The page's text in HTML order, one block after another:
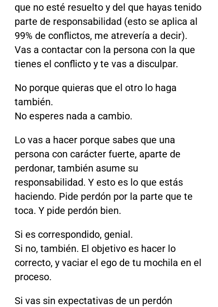
que no esté resuelto y del que hayas tenido
parte de responsabilidad (esto se aplica al
99% de conflictos, me atrevería a decir).
Vas a contactar con la persona con la que
tienes el conflicto y te vas a disculpar.
No porque quieras que el otro lo haga
también.
No esperes nada a cambio.
Lo vas a hacer porque sabes que una
persona con carácter fuerte, aparte de
perdonar, también asume su
responsabilidad. Y esto es lo que estás
haciendo. Pide perdón por la parte que te
toca. Y pide perdón bien.
Si es correspondido, genial.
Si no, también. El objetivo es hacer lo
correcto, y vaciar el ego de tu mochila en el
proceso.
Si vas sin expectativas de un perdón